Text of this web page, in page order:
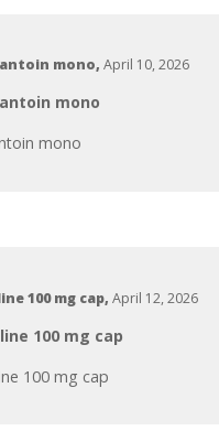
mono,April 10, 2026
mono
mono
100 mg cap,April 12, 2026
100 mg cap
100 mg cap